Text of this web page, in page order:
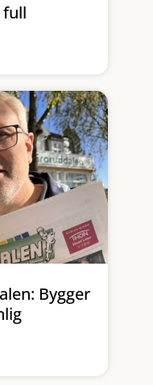
full
Bygger